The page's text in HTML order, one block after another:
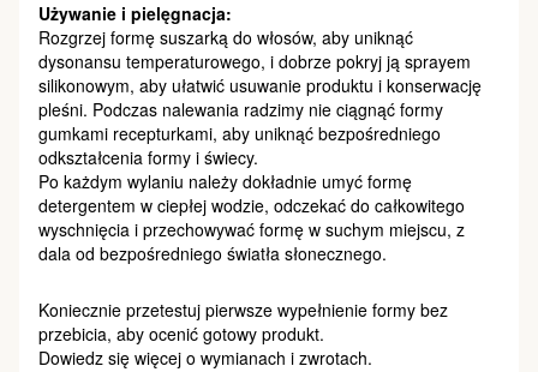
Używanie i pielęgnacja:
Rozgrzej formę suszarką do włosów, aby uniknąć
dysonansu temperaturowego, i dobrze pokryj ją sprayem
silikonowym, aby ułatwić usuwanie produktu i konserwację
pleśni. Podczas nalewania radzimy nie ciągnąć formy
gumkami recepturkami, aby uniknąć bezpośredniego
odkształcenia formy i świecy.
Po każdym wylaniu należy dokładnie umyć formę
detergentem w ciepłej wodzie, odczekać do całkowitego
wyschnięcia i przechowywać formę w suchym miejscu, z
dala od bezpośredniego światła słonecznego.
Koniecznie przetestuj pierwsze wypełnienie formy bez
przebicia, aby ocenić gotowy produkt.
Dowiedz się więcej o wymianach i zwrotach.